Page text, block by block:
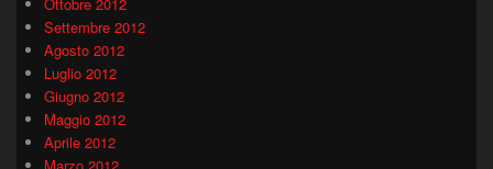
Ottobre 2012
Settembre 2012
Agosto 2012
Luglio 2012
Giugno 2012
Maggio 2012
Aprile 2012